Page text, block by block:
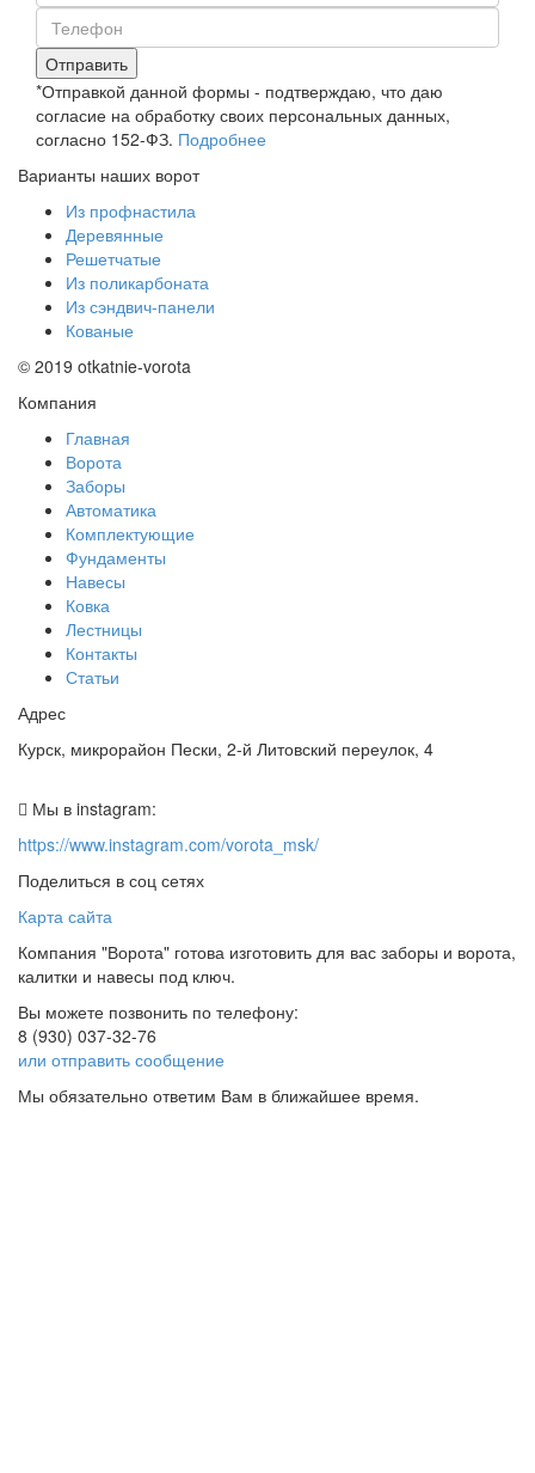
Отправить
*Отправкой данной формы - подтверждаю, что даю
согласие на обработку своих персональных данных,
согласно 152-ФЗ. Подробнее
Варианты наших ворот
Из профнастила
Деревянные
Решетчатые
Из поликарбоната
Из сэндвич-панели
Кованые
© 2019 otkatnie-vorota
Компания
Главная
Ворота
Заборы
Автоматика
Комплектующие
Фундаменты
Навесы
Ковка
Лестницы
Контакты
Статьи
Адрес
Курск, микрорайон Пески, 2-й Литовский переулок, 4
Мы в instagram:
https://www.instagram.com/vorota_msk/
Поделиться в соц сетях
Карта сайта
Компания "Ворота" готова изготовить для вас заборы и ворота,
калитки и навесы под ключ.
Вы можете позвонить по телефону:
8 (930) 037-32-76
или отправить сообщение
Мы обязательно ответим Вам в ближайшее время.